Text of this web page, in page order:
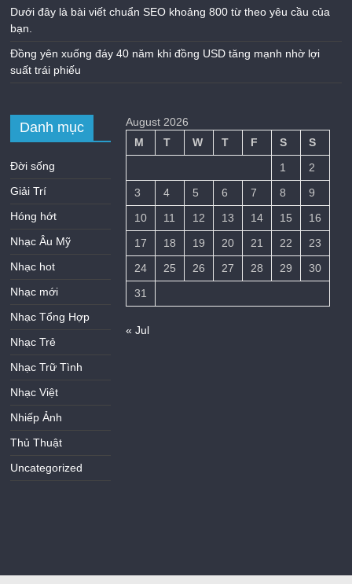
Dưới đây là bài viết chuẩn SEO khoảng 800 từ theo yêu cầu của
bạn.
Đồng yên xuống đáy 40 năm khi đồng USD tăng mạnh nhờ lợi
suất trái phiếu
Danh mục
Đời sống
Giải Trí
Hóng hớt
Nhạc Âu Mỹ
Nhạc hot
Nhạc mới
Nhạc Tổng Hợp
Nhạc Trẻ
Nhạc Trữ Tình
Nhạc Việt
Nhiếp Ảnh
Thủ Thuật
Uncategorized
August 2026
M
T W T F S
S
1
2
3
4 5 6 7 8
9
10
11 12 13 14 15
16
17
18 19 20 21 22
23
24
25 26 27 28 29
30
31
« Jul